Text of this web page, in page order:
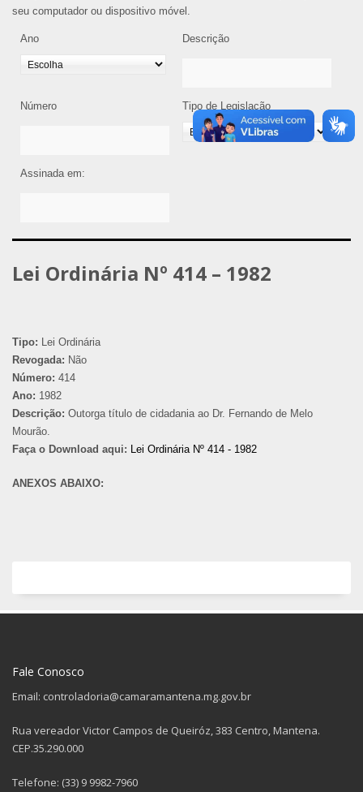
seu computador ou dispositivo móvel.
Ano Descrição
Número Tipo de Legislação
Assinada em:
Lei Ordinária Nº 414 – 1982
Tipo: Lei Ordinária
Revogada: Não
Número: 414
Ano: 1982
Descrição: Outorga título de cidadania ao Dr. Fernando de Melo
Mourão.
Faça o Download aqui: Lei Ordinária Nº 414 - 1982
ANEXOS ABAIXO:
Fale Conosco
Email: controladoria@camaramantena.mg.gov.br
Rua vereador Victor Campos de Queiróz, 383 Centro, Mantena.
CEP.35.290.000
Telefone: (33) 9 9982-7960